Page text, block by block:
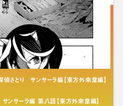
さとり サンサーラ編【東方外來韋編】
ンサーラ編 第八話【東方外來韋編】